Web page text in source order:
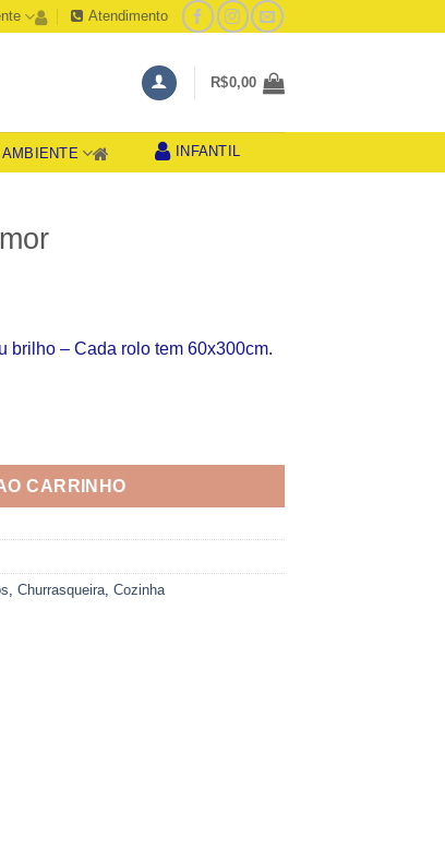
Atendimento
R$0,00
AMBIENTE INFANTIL
brilho – Cada rolo tem 60x300cm.
CARRINHO
Churrasqueira Cozinha